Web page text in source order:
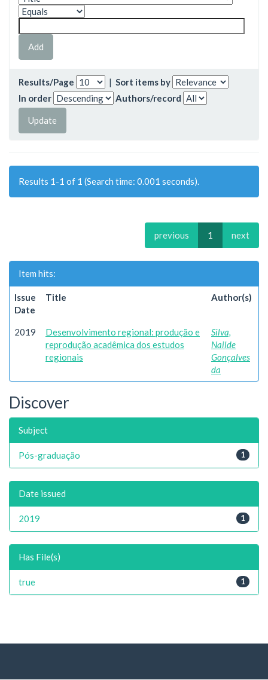
Results/Page | Sort items by
In order
Authors/record
Results 1-1 of 1 (Search time: 0.001 seconds).
previous 1 next
Item hits:
Issue
Date
Title Author(s)
2019
Desenvolvimento regional: produção e
reprodução acadêmica dos estudos
regionais
Silva,
Nailde
Gonçalves
da
Discover
Subject
1
Pós-graduação
Date issued
1
2019
Has File(s)
1
true